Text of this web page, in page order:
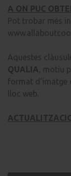
A ON PUC
Pot trobar més
Aquestes
QUALIA, motiu
format d’imatge
lloc web.